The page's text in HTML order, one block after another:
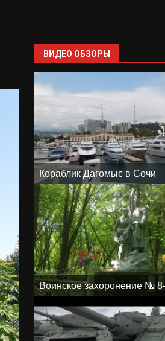
ВИДЕО ОБЗОРЫ
Кораблик Дагомыс в Сочи
Воинское захоронение №